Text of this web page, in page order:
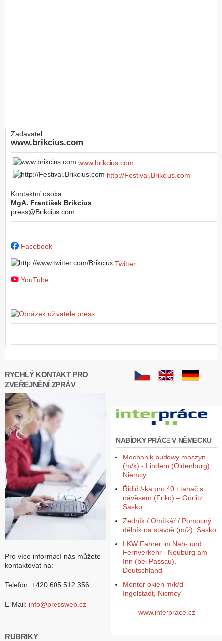
Zadavatel:
www.brikcius.com
www.brikcius.com
http://Festival.Brikcius.com
Kontaktní osoba:
MgA. František Brikcius
press@Brikcius.com
Facebook
Twitter
YouTube
RYCHLÝ KONTAKT PRO
ZVEŘEJNĚNÍ ZPRÁV
Pro více informací nás můžete
kontaktovat na:
Telefon: +420 605 512 356
E-Mail: info@pressweb.cz
RUBRIKY
NABÍDKY PRÁCE V NĚMECKU
Mechanik budowy maszyn
(m/k) - Lindern (Oldenburg),
Niemcy
Řidič /-ka pro 40 t tahač s
návěsem (Friko) – Görlitz,
Sasko
Zedník / Omítkář / Pomocný
dělník na stavbě (m/ž), Sasko
LKW Fahrer im Nah- und
Fernverkehr - Neuburg am
Inn (bei Passau),
Deutschland
Monter okien m/k/d -
Ingolstadt, Niemcy
www.interprace.cz